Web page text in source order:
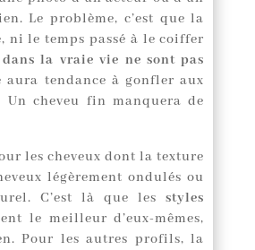
Le problème, c’est que la
ni le temps passé à le coiffer
la vraie vie ne sont pas
aura tendance à gonfler aux
cheveu fin manquera de
les cheveux dont la texture
légèrement ondulés ou
C’est là que lesstyles
le meilleur d’eux-mêmes,
Pour les autres profils, la